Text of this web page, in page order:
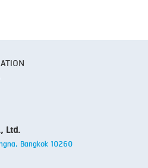
Ltd.
Bangkok 10260